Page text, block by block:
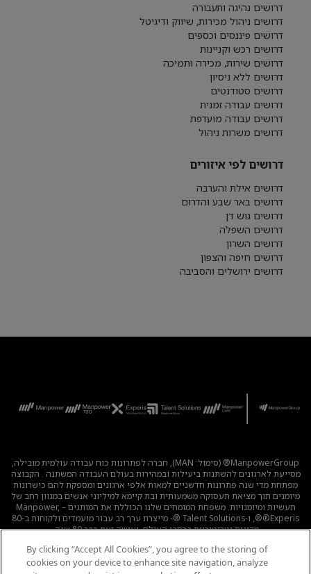
דרושים נהיגה ותעבורה
דרושים ניהול מכירות, שיווק ודיגיטל
דרושים פיננסים וכספים
דרושים רכש וקניינות
דרושים שירות, מכירה ותמיכה
דרושים ללא ניסיון
דרושים סטודנטים
דרושים עבודה זמנית
דרושים עבודה מועדפת
דרושים משרות ניהול
דרושים לפי איזורים
דרושים אילת והערבה
דרושים באר שבע והדרום
דרושים גוש דן
דרושים השפלה
דרושים השרון
דרושים חיפה והצפון
דרושים ירושלים והסביבה
ManpowerGroup® (סימול: MAN), חברה לפתרונות כוח עבודה עולמית מובילה,
מסייעת לארגונים להשתנות ביעילות ובמהירות בעולם העבודה המשתנה . הקבוצה
מפתחת מדי שנה פתרונות חדשניים למאות אלפי ארגונים ומספקת להם כישרונות
מיומנים תוך מציאת תעסוקה משמעותית ובת קיימא למיליוני אנשים במגוון רחב של
תעשיות ומיומנויות. משפחת המומחים שלנו הכוללת את המותגים – Manpower,
®Experis®, ו-Talent Solutions ®- מייצרת ערך רב עבור מועמדים ולקוחות ב-80
מדינות וטריטוריות ברחבי העולם, ועושה זאת כבר 80 שנה.
לכל המשרות | מדיניות הפרטיות | תנאי השימוש | נגישות
קוד אתי
|
By clicking “Accept All Cookies”, you agree to the storing of
cookies on your device to enhance site navigation, analyze